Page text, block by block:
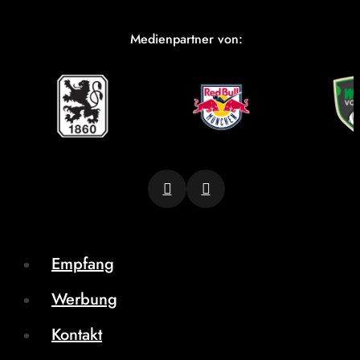
Medienpartner von:
Empfang
Werbung
Kontakt